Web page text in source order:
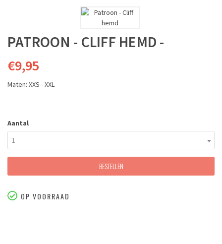
PATROON - CLIFF HEMD -
€9,95
Maten: XXS - XXL
Aantal
1
BESTELLEN
OP VOORRAAD